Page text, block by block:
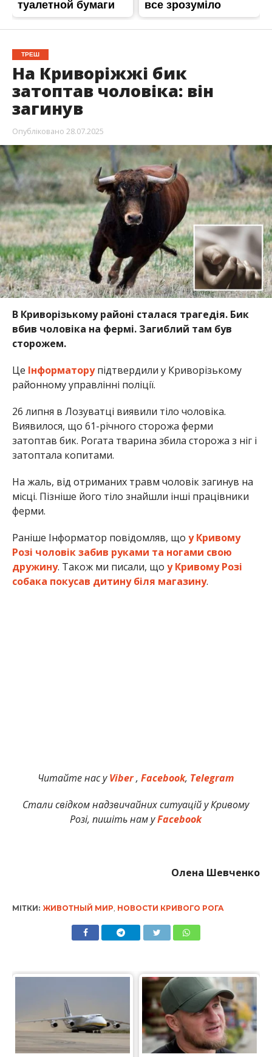
ТРЕШ
На Криворіжжі бик
затоптав чоловіка: він
загинув
Опубліковано 28.07.2025
В Криворізькому районі сталася трагедія. Бик
вбив чоловіка на фермі. Загиблий там був
сторожем.
Це Інформаторупідтвердили у Криворізькому
районному управлінні поліції.
26 липня в Лозуватці виявили тіло чоловіка.
Виявилося, що 61-річного сторожа ферми
затоптав бик. Рогата тварина збила сторожа з ніг і
затоптала копитами.
На жаль, від отриманих травм чоловік загинув на
місці. Пізніше його тіло знайшли інші працівники
ферми.
Раніше Інформатор повідомляв, що у Кривому
Розі чоловік забив руками та ногами свою
дружину. Також ми писали, що у Кривому Розі
собака покусав дитину біля магазину.
Читайте нас уViber,Facebook, Telegram
Стали свідком надзвичайних ситуацій у Кривому
Розі, пишіть нам уFacebook
Олена Шевченко
МІТКИ: ЖИВОТНЫЙ МИР НОВОСТИ КРИВОГО РОГА